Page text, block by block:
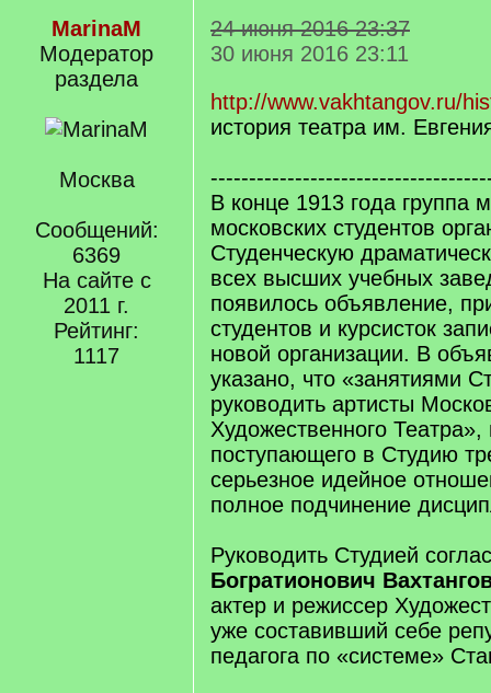
MarinaM
Модератор
раздела
Москва
Сообщений:
6369
На сайте с
2011 г.
Рейтинг:
1117
24 июня 2016 23:37
30 июня 2016 23:11
http://www.vakhtangov.ru/
история театра им.
В конце 1913 года группа
московских студентов
Студенческую
всех высших учебных
появилось объявление,
студентов и курсисток
новой организации. В
указано, что «занятиями
руководить артисты
Художественного Театра»,
поступающего в Студию
серьезное идейное
полное подчинение
Руководить Студией
Богратионович
актер и режиссер
уже составивший себе
педагога по «системе»